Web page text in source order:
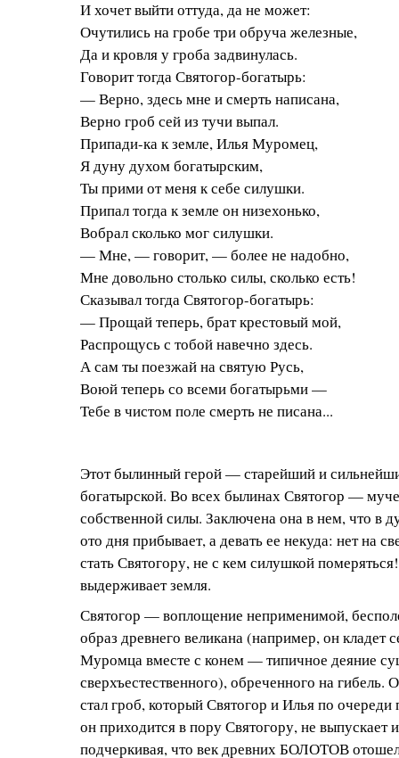
И хочет выйти оттуда, да не может:
Очутились на гробе три обруча железные,
Да и кровля у гроба задвинулась.
Говорит тогда Святогор-богатырь:
— Верно, здесь мне и смерть написана,
Верно гроб сей из тучи выпал.
Припади-ка к земле, Илья Муромец,
Я дуну духом богатырским,
Ты прими от меня к себе силушки.
Припал тогда к земле он низехонько,
Вобрал сколько мог силушки.
— Мне, — говорит, — более не надобно,
Мне довольно столько силы, сколько есть!
Сказывал тогда Святогор-богатырь:
— Прощай теперь, брат крестовый мой,
Распрощусь с тобой навечно здесь.
А сам ты поезжай на святую Русь,
Воюй теперь со всеми богатырьми —
Тебе в чистом поле смерть не писана...
Этот былинный герой — старейший и
богатырской. Во всех былинах Святогор —
собственной силы. Заключена она в нем, что в
ото дня прибывает, а девать ее некуда: нет на
стать Святогору, не с кем силушкой
выдерживает земля.
Святогор — воплощение неприменимой,
образ древнего великана (например, он кладет
Муромца вместе с конем — типичное деяние
сверхъестественного), обреченного на гибель.
стал гроб, который Святогор и Илья по
он приходится в пору Святогору, не выпускает
подчеркивая, что век древних БОЛОТОВ